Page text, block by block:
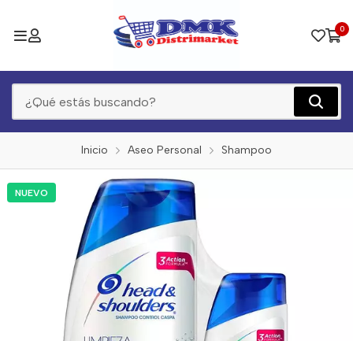
0
Inicio Aseo Personal Shampoo
NUEVO